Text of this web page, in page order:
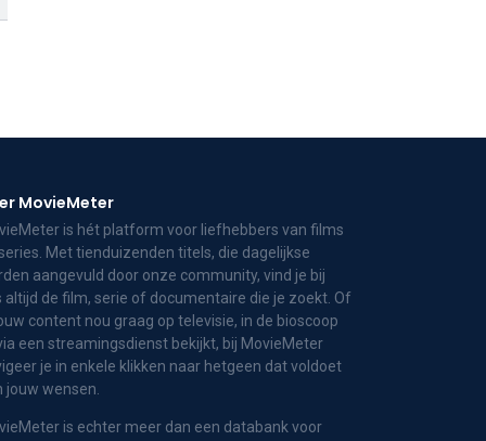
MovieMeter
is hét platform voor liefhebbers van films
Met tienduizenden titels, die dagelijkse
aangevuld door onze community, vind je bij
altijd de film, serie of documentaire die je zoekt. Of
content nou graag op televisie, in de bioscoop
een streamingsdienst bekijkt, bij MovieMeter
je in enkele klikken naar hetgeen dat voldoet
jouw wensen.
is echter meer dan een databank voor